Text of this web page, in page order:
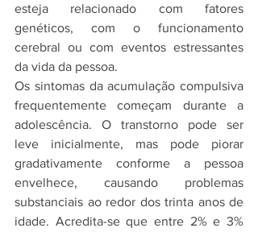
esteja relacionado com fatores
genéticos, com o funcionamento
cerebral ou com eventos estressantes
da vida da pessoa.
Os sintomas da acumulação compulsiva
frequentemente começam durante a
adolescência. O transtorno pode ser
leve inicialmente, mas pode piorar
gradativamente conforme a pessoa
envelhece, causando problemas
substanciais ao redor dos trinta anos de
idade. Acredita-se que entre 2% e 3%